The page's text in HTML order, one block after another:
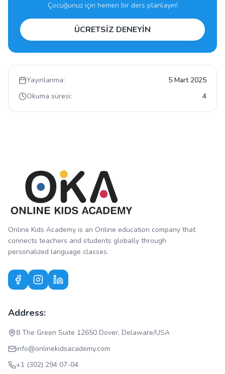
Çocuğunuz için hemen bir ders planlayın!
ÜCRETSİZ DENEYİN
Yayınlanma:
5 Mart 2025
Okuma süresi:
4
Online Kids Academy is an Online education company that
connects teachers and students globally through
personalized language classes.
Address:
8 The Green Suite 12650 Dover, Delaware/USA
info@onlinekidsacademy.com
+1 (302) 294 07-04